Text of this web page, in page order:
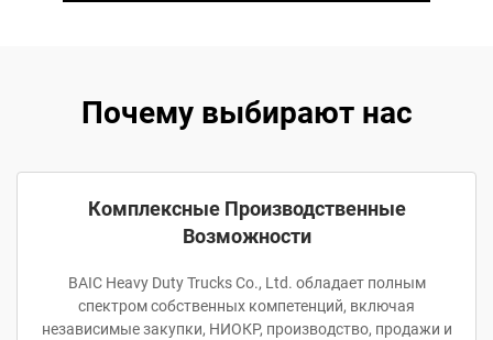
Почему выбирают нас
Комплексные Производственные
Возможности
BAIC Heavy Duty Trucks Co., Ltd. обладает полным
спектром собственных компетенций, включая
независимые закупки, НИОКР, производство, продажи и